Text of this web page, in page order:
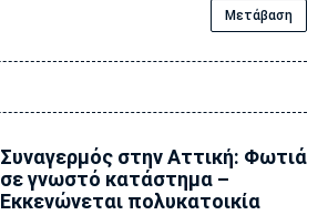
Μετάβαση
Συναγερμός στην Αττική: Φωτιά
σε γνωστό κατάστημα –
Εκκενώνεται πολυκατοικία